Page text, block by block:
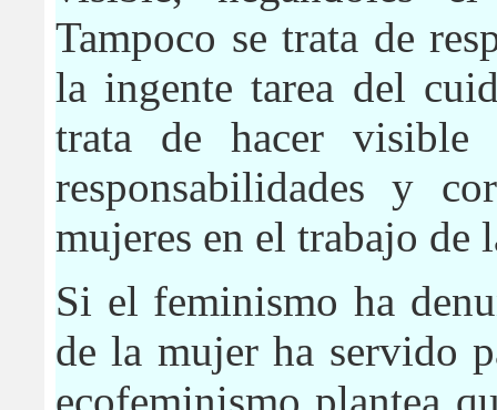
Tampoco se trata de
la ingente tarea del
trata de hacer visible
responsabilidades y
mujeres en el trabajo de
Si el feminismo ha
de la mujer ha servido